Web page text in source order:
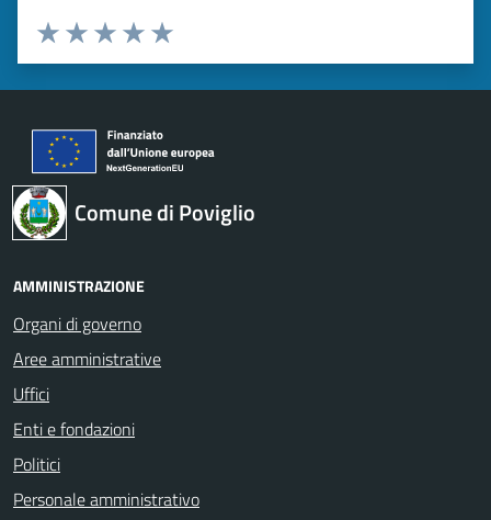
Valuta 5 stelle su 5
Valuta 4 stelle su 5
Valuta 3 stelle su 5
Valuta 2 stelle su 5
Valuta 1 stelle su 5
Comune di Poviglio
AMMINISTRAZIONE
Organi di governo
Aree amministrative
Uffici
Enti e fondazioni
Politici
Personale amministrativo